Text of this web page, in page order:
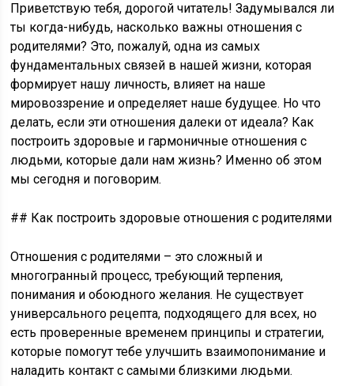
Приветствую тебя, дорогой читатель! Задумывался ли
ты когда-нибудь, насколько важны отношения с
родителями? Это, пожалуй, одна из самых
фундаментальных связей в нашей жизни, которая
формирует нашу личность, влияет на наше
мировоззрение и определяет наше будущее. Но что
делать, если эти отношения далеки от идеала? Как
построить здоровые и гармоничные отношения с
людьми, которые дали нам жизнь? Именно об этом
мы сегодня и поговорим.
## Как построить здоровые отношения с родителями
Отношения с родителями – это сложный и
многогранный процесс, требующий терпения,
понимания и обоюдного желания. Не существует
универсального рецепта, подходящего для всех, но
есть проверенные временем принципы и стратегии,
которые помогут тебе улучшить взаимопонимание и
наладить контакт с самыми близкими людьми.